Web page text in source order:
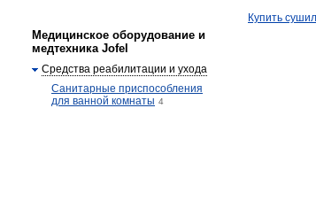
Купить
Медицинское оборудование и
медтехника Jofel
Средства реабилитации и ухода
Санитарные приспособления
для ванной комнаты 4